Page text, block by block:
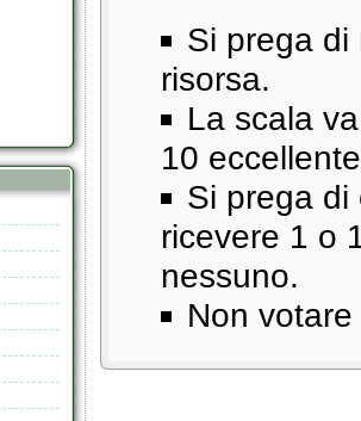
Si prega di
risorsa.
La scala
10
Si prega di
ricevere 1 o
nessuno.
Non